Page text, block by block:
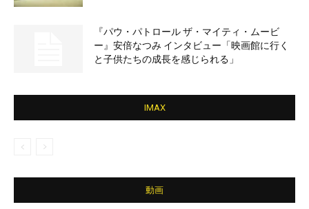
『パウ・パトロール ザ・マイティ・ムービ
ー』安倍なつみ インタビュー「映画館に行く
と子供たちの成長を感じられる」
IMAX
動画